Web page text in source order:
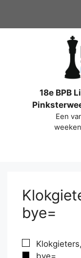
de
18e BPB
Een
bye=
bye=